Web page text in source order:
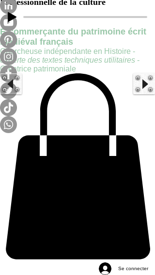
Professionnelle de la culture
E-commerçante du patrimoine écrit
médiéval français
Chercheuse indépendante en Histoire -
experte des textes techniques utilitaires -
Créatrice patrimoniale
Se connecter